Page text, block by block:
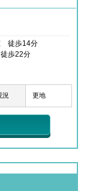
徒歩14分
歩22分
況 更地